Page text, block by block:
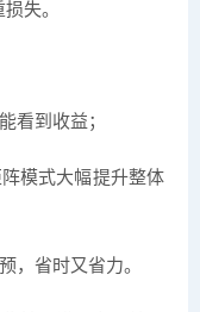
失。
看到收益；
模式大幅提升整体
，省时又省力。